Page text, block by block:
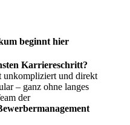
beginnt hier
Karriereschritt?
unkompliziert und direkt
– ganz ohne langes
der